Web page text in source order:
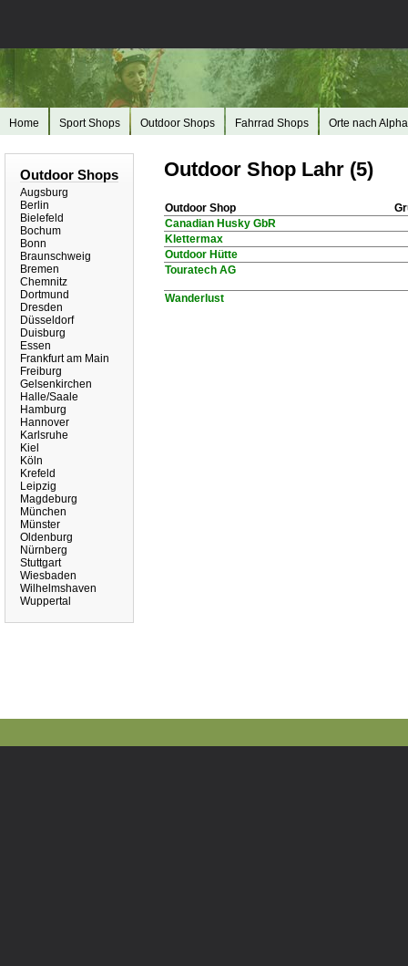
Home Sport Shops Outdoor Shops Fahrrad Shops Orte nach
Outdoor Shops
Augsburg
Berlin
Bielefeld
Bochum
Bonn
Braunschweig
Bremen
Chemnitz
Dortmund
Dresden
Düsseldorf
Duisburg
Essen
Frankfurt am Main
Freiburg
Gelsenkirchen
Halle/Saale
Hamburg
Hannover
Karlsruhe
Kiel
Köln
Krefeld
Leipzig
Magdeburg
München
Münster
Oldenburg
Nürnberg
Stuttgart
Wiesbaden
Wilhelmshaven
Wuppertal
Outdoor Shop Lahr (5)
Outdoor Shop
Canadian Husky GbR
Klettermax
Outdoor Hütte
Touratech AG
Wanderlust